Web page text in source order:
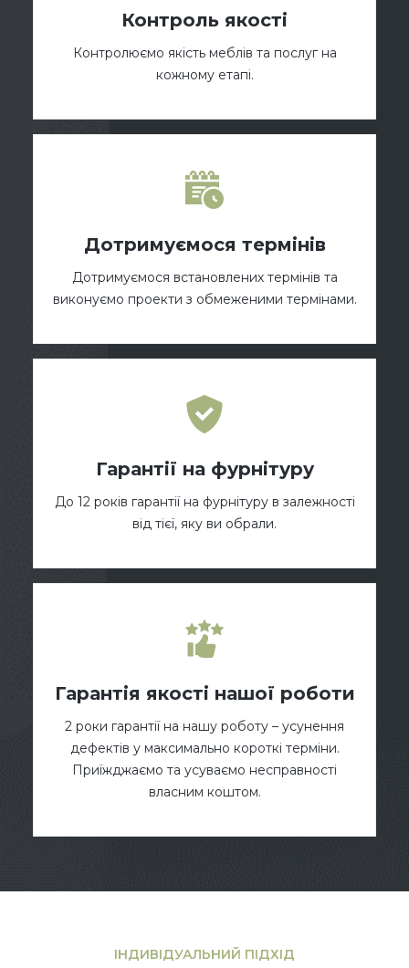
Контроль якості
Контролюємо якість меблів та послуг на
кожному етапі.
Дотримуємося термінів
Дотримуємося встановлених термінів та
виконуємо проекти з обмеженими термінами.
Гарантії на фурнітуру
До 12 років гарантії на фурнітуру в залежності
від тієї, яку ви обрали.
Гарантія якості нашої роботи
2 роки гарантії на нашу роботу – усунення
дефектів у максимально короткі терміни.
Приїжджаємо та усуваємо несправності
власним коштом.
ІНДИВІДУАЛЬНИЙ ПІДХІД